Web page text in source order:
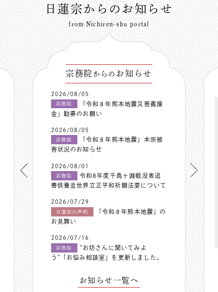
日蓮宗からのお知らせ
from Nichiren-shu portal
宗務院 からの お知らせ
2026/08/05
宗務院
「令和８年熊本地震災害義援
金」勧募のお願い
2026/08/05
宗務院
「令和８年熊本地震」本宗被
害状況のお知らせ
2026/08/01
宗務院
令和8年度千鳥ヶ淵戦没者追
善供養並世界立正平和祈願法要について
2026/07/29
日蓮宗の声明
「令和８年熊本地震」の
お見舞い
2026/07/16
宗務院
”お坊さんに聞いてみよ
う”「お悩み相談室」を更新しました。
お知らせ一覧へ